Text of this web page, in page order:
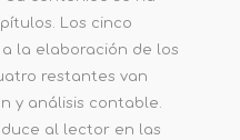
Los cinco
la elaboración de los
restantes van
y análisis contable.
al lector en las